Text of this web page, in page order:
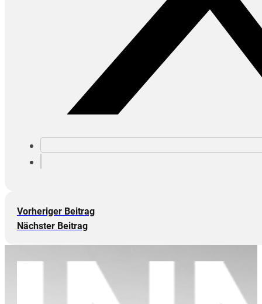
Vorheriger Beitrag
Nächster Beitrag